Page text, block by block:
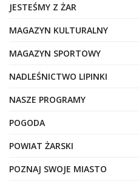
JESTEŚMY Z ŻAR
MAGAZYN KULTURALNY
MAGAZYN SPORTOWY
NADLEŚNICTWO LIPINKI
NASZE PROGRAMY
POGODA
POWIAT ŻARSKI
POZNAJ SWOJE MIASTO